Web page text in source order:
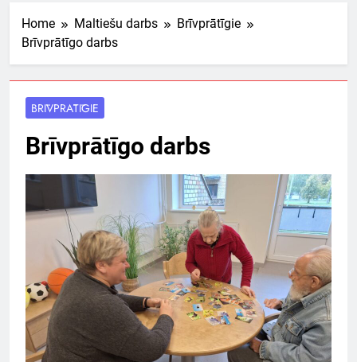
Home Maltiešu darbs
Brīvprātīgie
Brīvprātīgo darbs
BRĪVPRĀTĪGIE
Brīvprātīgo darbs